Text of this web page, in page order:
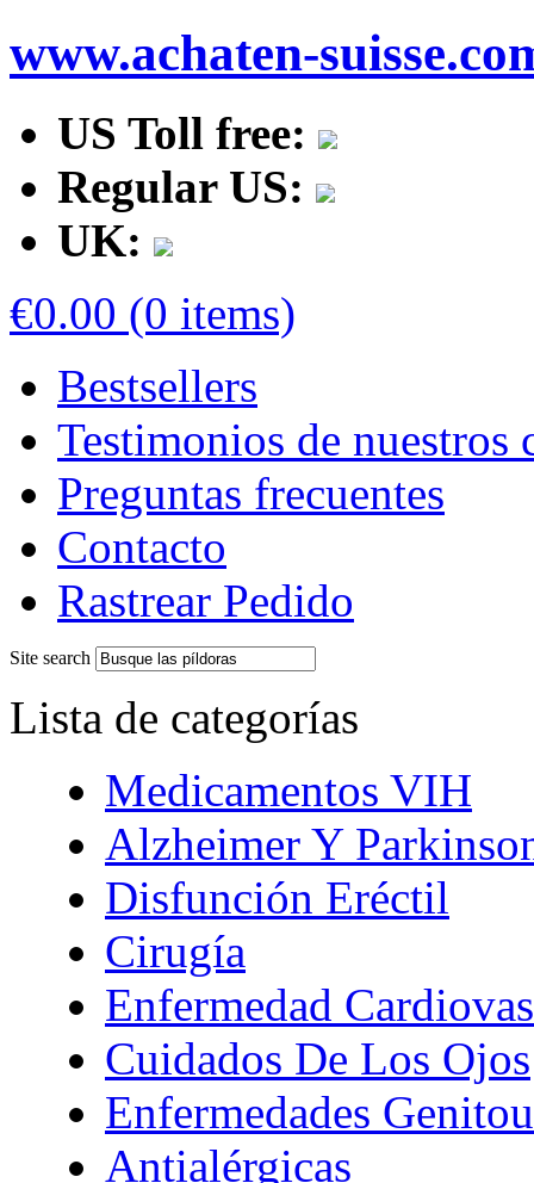
www.achaten-
US Toll free:
Regular US:
UK:
€0.00 (0 items)
Bestsellers
Testimonios de nuestros
Preguntas frecuentes
Contacto
Rastrear Pedido
Site search
Lista de categorías
Medicamentos VIH
Alzheimer Y
Disfunción Eréctil
Cirugía
Enfermedad
Cuidados De Los Ojos
Enfermedades
Antialérgicas